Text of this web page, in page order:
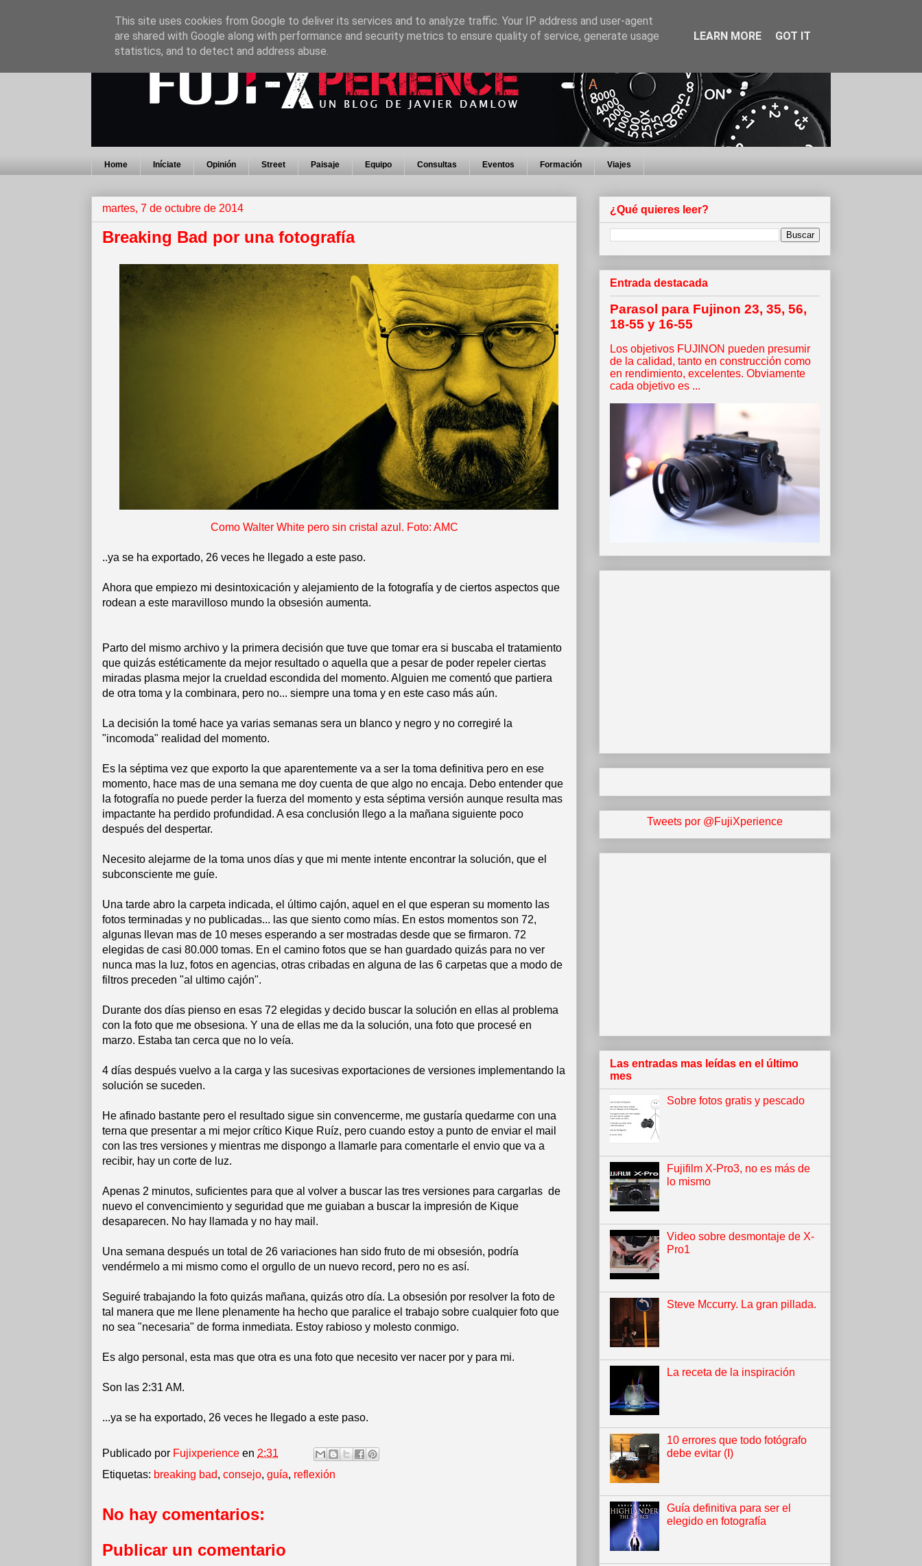
Home Iníciate Opinión Street Paisaje Equipo Consultas Eventos Formación Viajes
martes, 7 de octubre de 2014
Breaking Bad por una fotografía
Como Walter White pero sin cristal azul. Foto: AMC
..ya se ha exportado, 26 veces he llegado a este paso.
Ahora que empiezo mi desintoxicación y alejamiento de la fotografía y de ciertos aspectos que
rodean a este maravilloso mundo la obsesión aumenta.
Parto del mismo archivo y la primera decisión que tuve que tomar era si buscaba el tratamiento
que quizás estéticamente da mejor resultado o aquella que a pesar de poder repeler ciertas
miradas plasma mejor la crueldad escondida del momento. Alguien me comentó que partiera
de otra toma y la combinara, pero no... siempre una toma y en este caso más aún.
La decisión la tomé hace ya varias semanas sera un blanco y negro y no corregiré la
"incomoda" realidad del momento.
Es la séptima vez que exporto la que aparentemente va a ser la toma definitiva pero en ese
momento, hace mas de una semana me doy cuenta de que algo no encaja. Debo entender que
la fotografía no puede perder la fuerza del momento y esta séptima versión aunque resulta mas
impactante ha perdido profundidad. A esa conclusión llego a la mañana siguiente poco
después del despertar.
Necesito alejarme de la toma unos días y que mi mente intente encontrar la solución, que el
subconsciente me guíe.
Una tarde abro la carpeta indicada, el último cajón, aquel en el que esperan su momento las
fotos terminadas y no publicadas... las que siento como mías. En estos momentos son 72,
algunas llevan mas de 10 meses esperando a ser mostradas desde que se firmaron. 72
elegidas de casi 80.000 tomas. En el camino fotos que se han guardado quizás para no ver
nunca mas la luz, fotos en agencias, otras cribadas en alguna de las 6 carpetas que a modo de
filtros preceden "al ultimo cajón".
Durante dos días pienso en esas 72 elegidas y decido buscar la solución en ellas al problema
con la foto que me obsesiona. Y una de ellas me da la solución, una foto que procesé en
marzo. Estaba tan cerca que no lo veía.
4 días después vuelvo a la carga y las sucesivas exportaciones de versiones implementando la
solución se suceden.
He afinado bastante pero el resultado sigue sin convencerme, me gustaría quedarme con una
terna que presentar a mi mejor crítico Kique Ruíz, pero cuando estoy a punto de enviar el mail
con las tres versiones y mientras me dispongo a llamarle para comentarle el envio que va a
recibir, hay un corte de luz.
Apenas 2 minutos, suficientes para que al volver a buscar las tres versiones para cargarlas de
nuevo el convencimiento y seguridad que me guiaban a buscar la impresión de Kique
desaparecen. No hay llamada y no hay mail.
Una semana después un total de 26 variaciones han sido fruto de mi obsesión, podría
vendérmelo a mi mismo como el orgullo de un nuevo record, pero no es así.
Seguiré trabajando la foto quizás mañana, quizás otro día. La obsesión por resolver la foto de
tal manera que me llene plenamente ha hecho que paralice el trabajo sobre cualquier foto que
no sea "necesaria" de forma inmediata. Estoy rabioso y molesto conmigo.
Es algo personal, esta mas que otra es una foto que necesito ver nacer por y para mi.
Son las 2:31 AM.
...ya se ha exportado, 26 veces he llegado a este paso.
Publicado por Fujixperience en 2:31
Etiquetas: breaking bad, consejo, guía, reflexión
No hay comentarios:
Publicar un comentario
¿Qué quieres leer?
Entrada destacada
Parasol para Fujinon 23, 35, 56,
18-55 y 16-55
Los objetivos FUJINON pueden presumir
de la calidad, tanto en construcción como
en rendimiento, excelentes. Obviamente
cada objetivo es ...
Tweets por @FujiXperience
Las entradas mas leídas en el último
mes
Sobre fotos gratis y pescado
Fujifilm X-Pro3, no es más de
lo mismo
Video sobre desmontaje de X-
Pro1
Steve Mccurry. La gran pillada.
La receta de la inspiración
10 errores que todo fotógrafo
debe evitar (I)
Guía definitiva para ser el
elegido en fotografía
This site uses cookies from Google to deliver its services and to analyze traffic. Your IP address and user-agent
are shared with Google along with performance and security metrics to ensure quality of service, generate usage
statistics, and to detect and address abuse.
LEARN MORE GOT IT